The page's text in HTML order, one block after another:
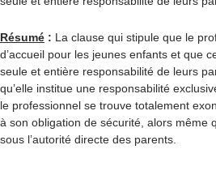
Résumé : La clause qui stipule que le
d’accueil pour les jeunes enfants et que
seule et entière responsabilité de leurs
qu’elle institue une responsabilité
le professionnel se trouve totalement
à son obligation de sécurité, alors même
sous l’autorité directe des parents.